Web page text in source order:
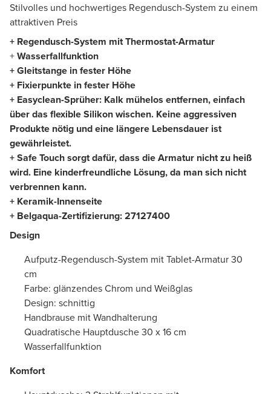
Stilvolles und hochwertiges Regendusch-System zu einem
attraktiven Preis
+ Regendusch-System mit Thermostat-Armatur
+Wasserfallfunktion
+ Gleitstange in fester Höhe
+ Fixierpunkte in fester Höhe
+ Easyclean-Sprüher: Kalk mühelos entfernen, einfach
über das flexible Silikon wischen. Keine aggressiven
Produkte nötig und eine längere Lebensdauer ist
gewährleistet.
+ Safe Touch sorgt dafür, dass die Armatur nicht zu heiß
wird. Eine kinderfreundliche Lösung, da man sich nicht
verbrennen kann.
+ Keramik-Innenseite
+ Belgaqua-Zertifizierung:27127400
Design
Aufputz-Regendusch-System mit Tablet-Armatur 30
cm
Farbe: glänzendes Chrom und Weißglas
Design: schnittig
Handbrause mit Wandhalterung
Quadratische Hauptdusche 30 x 16 cm
Wasserfallfunktion
Komfort